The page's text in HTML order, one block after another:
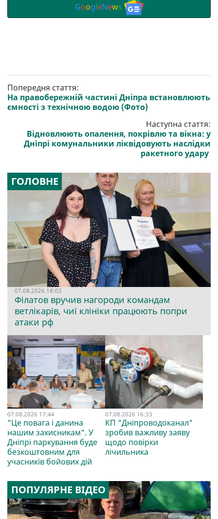
GoogleNews
Попередня стаття:
На правобережній частині Дніпра встановлюють
ємності з технічною водою (Фото)
Наступна стаття:
Відновлюють опалення, покрівлю та вікна: у
Дніпрі комунальники ліквідовують наслідки
ракетного удару
ГОЛОВНЕ
07.08.2026 18:03
Філатов вручив нагороди командам
ветлікарів, чиї клініки працюють попри
атаки рф
07.08.2026 17:44
"Це повага і данина
нашим захисникам". У
Дніпрі паркування буде
безкоштовним для
учасників бойових дій
07.08.2026 16:33
КП "Дніпроводоканал"
зробив важливу заяву
щодо повірки
лічильника
ПОПУЛЯРНЕ ВІДЕО